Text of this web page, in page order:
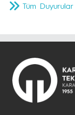
Tüm Duyurular